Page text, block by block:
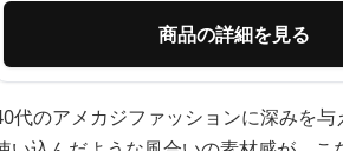
商品の詳細を見る
代のアメカジファッションに深みを与